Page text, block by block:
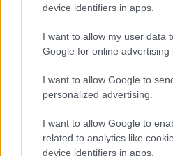
device identifiers in apps.
I want to allow my user data
Google for online advertising
I want to allow Google to
personalized advertising.
I want to allow Google to
related to analytics like
device identifiers in apps.
Lifestyle|30.03.2023 11:54
Ευγενία Σαμαρά –
Χώρισαν ύστερα από 8
Παπασπηλιόπουλος